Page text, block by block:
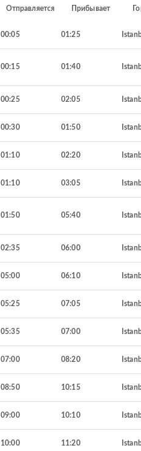
Отправляется Прибывает
00:05 01:25
00:15 01:40
00:25 02:05
00:30 01:50
01:10 02:20
01:10 03:05
01:50 05:40
02:35 06:00
05:00 06:10
05:25 07:05
05:35 07:00
07:00 08:20
08:50 10:15
09:00 10:10
10:00 11:20